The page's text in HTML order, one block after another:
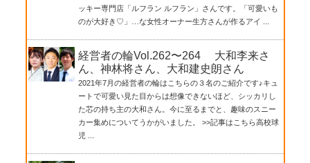
ッキー専門店「ルフラン ルフラン」さんです。「可愛いも
のが大好き♡」…な女性オーナー生方さんが作るアイ ...
経営者の輪Vol.262〜264 大和李来さ
ん、神林将さん、大和建史朗さん
2021年7月の経営者の輪はこちらの３名のご紹介です♪キュ
ートで可愛い見た目からは想像できないほど、シッカリし
た芯の持ち主の大和さん。今に至るまでと、趣味のスニー
カー集めについてうかがいました。 >>記事はこちら高校球
児 ...